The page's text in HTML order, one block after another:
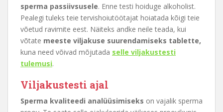
sperma passiivsusele. Enne testi hoiduge alkoholist.
Pealegi tuleks teie tervishoiutöötajat hoiatada kõigi teie
võetud ravimite eest. Näiteks andke neile teada, kui
võtate meeste viljakuse suurendamiseks tablette,
kuna need võivad mõjutada selle viljakustesti
tulemusi.
Viljakustesti ajal
Sperma kvaliteedi analüüsimiseks on vajalik sperma